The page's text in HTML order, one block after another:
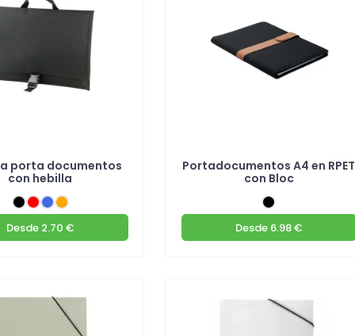
porta documentos
con hebilla
Desde 2.70 €
Portadocumentos A4 en RPET
con Bloc
Desde 6.98 €